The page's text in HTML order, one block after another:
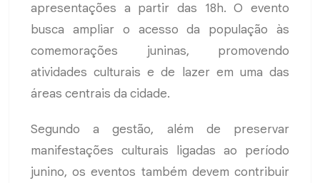
apresentações a partir das 18h. O evento
busca ampliar o acesso da população às
comemorações juninas, promovendo
atividades culturais e de lazer em uma das
áreas centrais da cidade.
Segundo a gestão, além de preservar
manifestações culturais ligadas ao período
junino, os eventos também devem contribuir